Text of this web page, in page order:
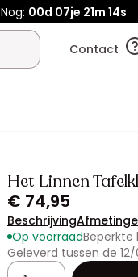
Nog: 00d 07je 21m 12s
Contact
Het Linnen
€ 74,95
Beschrijving
Op voorraadBeperkte
Geleverd tussen de
Hoeveelheid